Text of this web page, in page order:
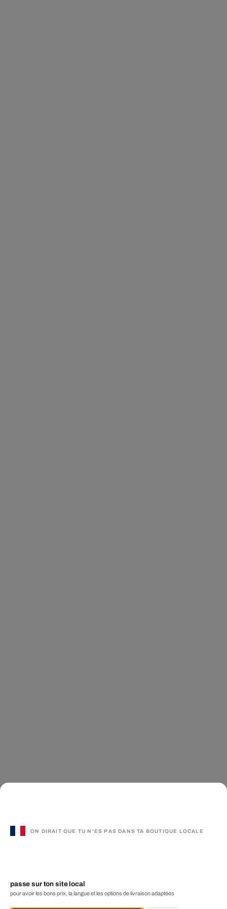
ON DIRAIT QUE TU N'ES PAS DANS TA BOUTIQUE LOCALE
passe sur ton site local
pour avoir les bons prix, la langue et les options de livraison adaptées